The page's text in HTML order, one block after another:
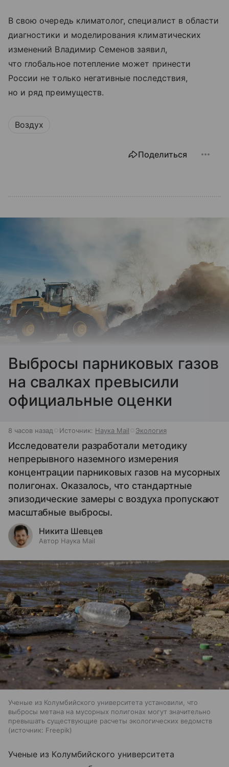
В свою очередь климатолог, специалист в области
диагностики и моделирования климатических
изменений Владимир Семенов заявил,
что глобальное потепление может принести
России не только негативные последствия,
но и ряд преимуществ.
Воздух
Поделиться
Выбросы парниковых газов
на свалках превысили
официальные оценки
8 часов назад Источник: Наука Mail Экология
Исследователи разработали методику
непрерывного наземного измерения
концентрации парниковых газов на мусорных
полигонах. Оказалось, что стандартные
эпизодические замеры с воздуха пропускают
масштабные выбросы.
Никита Шевцев
Автор Наука Mail
Ученые из Колумбийского университета установили, что
выбросы метана на мусорных полигонах могут значительно
превышать существующие расчеты экологических ведомств
источник: Freepik
Ученые из Колумбийского университета